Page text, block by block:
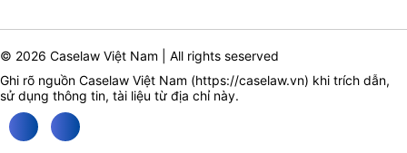
© 2026 Caselaw Việt Nam | All rights seserved
Ghi rõ nguồn Caselaw Việt Nam (https://caselaw.vn) khi trích dẫn,
sử dụng thông tin, tài liệu từ địa chỉ này.